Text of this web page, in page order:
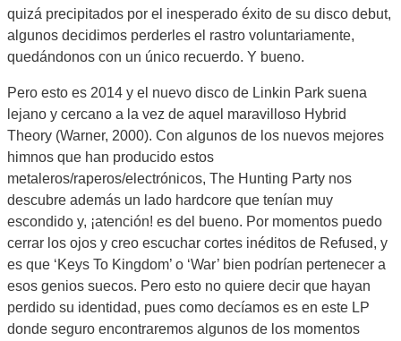
quizá precipitados por el inesperado éxito de su disco debut,
algunos decidimos perderles el rastro voluntariamente,
quedándonos con un único recuerdo. Y bueno.
Pero esto es 2014 y el nuevo disco de Linkin Park suena
lejano y cercano a la vez de aquel maravilloso Hybrid
Theory (Warner, 2000). Con algunos de los nuevos mejores
himnos que han producido estos
metaleros/raperos/electrónicos, The Hunting Party nos
descubre además un lado hardcore que tenían muy
escondido y, ¡atención! es del bueno. Por momentos puedo
cerrar los ojos y creo escuchar cortes inéditos de Refused, y
es que ‘Keys To Kingdom’ o ‘War’ bien podrían pertenecer a
esos genios suecos. Pero esto no quiere decir que hayan
perdido su identidad, pues como decíamos es en este LP
donde seguro encontraremos algunos de los momentos